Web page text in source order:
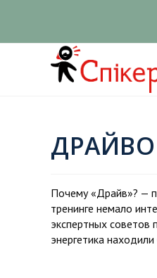
Почему «Драйв»? —
тренинге немало
экспертных
энергетика